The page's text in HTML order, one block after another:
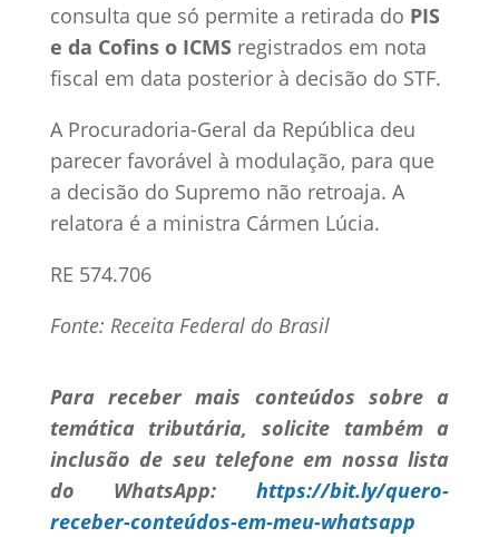
consulta que só permite a retirada do PIS
e da Cofins o ICMSregistrados em nota
fiscal em data posterior à decisão do STF.
A Procuradoria-Geral da República deu
parecer favorável à modulação, para que
a decisão do Supremo não retroaja. A
relatora é a ministra Cármen Lúcia.
RE 574.706
Fonte: Receita Federal do Brasil
Para receber mais conteúdos sobre a
temática tributária, solicite também a
inclusão de seu telefone em nossa lista
do WhatsApp:https://bit.ly/quero-
receber-conteúdos-em-meu-whatsapp